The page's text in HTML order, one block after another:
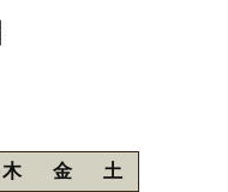
木 金 土